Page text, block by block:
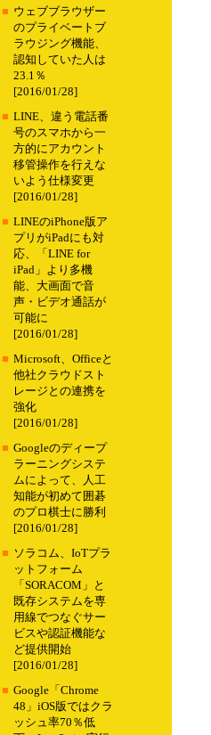
■ ウェブブラウザー
のプライベートブ
ラウジング機能、
認知していた人は
23.1％
[2016/01/28]
■ LINE、違う電話番
号のスマホから一
方的にアカウント
移管操作を行えな
いよう仕様変更
[2016/01/28]
■ LINEのiPhone版ア
プリがiPadにも対
応、「LINE for
iPad」より多機
能、大画面で音
声・ビデオ通話が
可能に
[2016/01/28]
■ Microsoft、Officeと
他社クラウドスト
レージとの連携を
強化
[2016/01/28]
■ Googleのディープ
ラーニングシステ
ムによって、人工
知能が初めて囲碁
のプロ棋士に勝利
[2016/01/28]
■ ソラコム、IoTプラ
ットフォーム
「SORACOM」と
既存システムを専
用線でつなぐサー
ビスや認証機能な
ど提供開始
[2016/01/28]
■ Google「Chrome
48」iOS版ではクラ
ッシュ率70％低